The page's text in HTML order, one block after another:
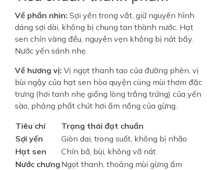
Về phần nhìn: Sợi yến trong vắt, giữ nguyên hình
dáng sợi dài, không bị chung tan thành nước. Hạt
sen chín vàng đều, nguyên vẹn không bị nát bấy.
Nước yến sánh nhẹ.
Về hương vị: Vị ngọt thanh tao của đường phèn, vị
bùi ngậy của hạt sen hòa quyện cùng mùi thơm đặc
trưng (hơi tanh nhẹ giống lòng trắng trứng) của yến
sào, phảng phất chút hơi ấm nồng của gừng.
Tiêu chí
Trạng thái đạt chuẩn
Sợi yến
Giòn dai, trong suốt, không bị nhão
Hạt sen
Chín bở, bùi, không vỡ nát
Nước chưng Ngọt thanh, thoảng mùi gừng ấm